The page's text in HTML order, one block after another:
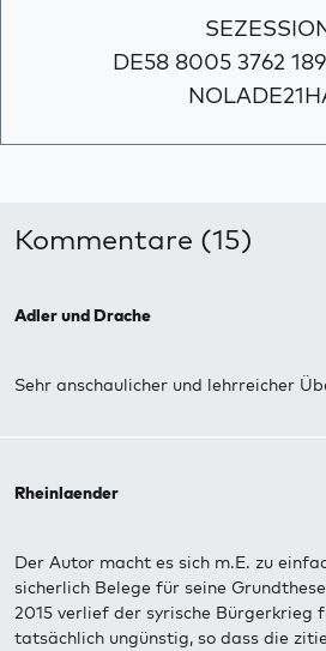
DE58 8005 3762
Kommentare (15)
Adler und Drache
Sehr anschaulicher und lehrreicher
Rheinlaender
Der Autor macht es sich m.E. zu
sicherlich Belege für seine
2015 verlief der syrische Bürgerkrieg
tatsächlich ungünstig, so dass die